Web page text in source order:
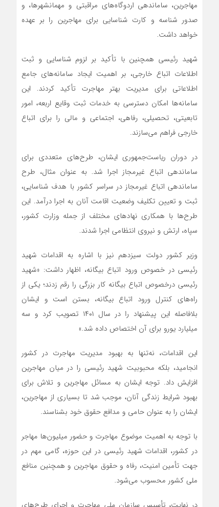
مهاجرین، ساماندهی اردوگاه‌های مراقبتی و مهمانشهرها، و
صدور شناسه و کارت شناسایی برای مهاجرین را بر عهده
خواهد داشت.
شهید رئیسی همچنین با تأکید بر لزوم شناسایی و ثبت
اطلاعات اتباع خارجی، بر اهمیت ایجاد سامانه‌های جامع
اطلاعاتی برای مدیریت بهتر مهاجرت تأکید کردند. این
سامانه‌ها امکان دسترسی به خدمات ثبت وقایع اربعه، امور
تابعیتی، تحصیلی، رفاهی، اجتماعی و مالی را برای اتباع
خارجی فراهم می‌سازند.
در دوران ریاست‌جمهوری ایشان، طرح‌های متعددی برای
ساماندهی اتباع غیرمجاز اجرا شد. به عنوان مثال، طرح
ساماندهی اتباع غیرمجاز در سراسر کشور با هدف شناسایی،
ثبت و تعیین تکلیف وضعیت اقامت آنان به اجرا درآمد. این
طرح‌ها با همکاری نهادهای مختلف از جمله وزارت کشور،
سپاه، ارتش و نیروی انتظامی اجرا شدند.
وزیر کشور دولت سیزدهم نیز با اشاره به اقدامات شهید
رئیسی در خصوص ورود اتباع بیگانه، اظهار داشت: «شهید
رئیسی درخصوص اتباع بیگانه کار بزرگی را رقم زدند؛ یکی از
راه‌های کنترل ورود اتباع بیگانه، بستن است و ایشان
بلافاصله این پیشنهاد را در سال ۱۴۰۱ تصویب کرد و سه
میلیارد یورو برای آن اختصاص داده شد.»
این اقدامات، نه‌تنها به بهبود مدیریت مهاجرت در کشور
انجامید، بلکه محبوبیت شهید رئیسی را در میان مهاجرین
افزایش داد. توجه ایشان به مسائل مهاجرین و تلاش برای
بهبود شرایط زندگی آنان، موجب شد تا بسیاری از مهاجرین،
ایشان را به عنوان حامی و مدافع حقوق خود بشناسند.
با توجه به اهمیت موضوع مهاجرت و حضور میلیون‌ها مهاجر
در کشور، اقدامات شهید رئیسی در این حوزه، گامی مهم در
جهت تأمین امنیت، رفاه و حقوق مهاجرین و همچنین منافع
ملی کشور محسوب می‌شود.